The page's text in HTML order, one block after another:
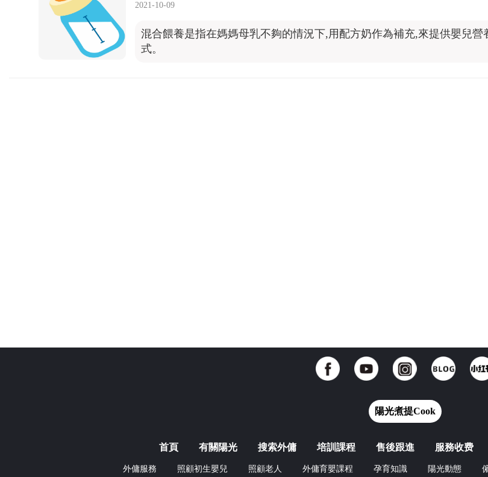
2021-10-09
混合餵養是指在媽媽母乳不夠的情況下,用配方奶作為補充,來提供嬰兒營
式。
陽光煮提Cook
首頁 有關陽光 搜索外傭 培訓課程 售後跟進 服務收费
外傭服務 照顧初生嬰兒 照顧老人 外傭育嬰課程 孕育知識 陽光動態